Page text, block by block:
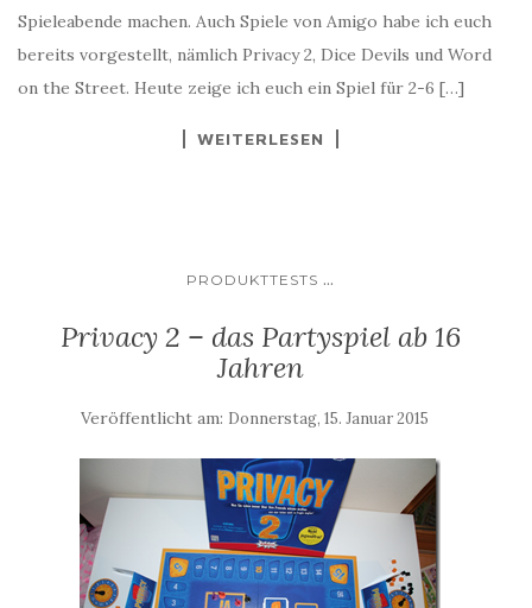
Spieleabende machen. Auch Spiele von Amigo habe ich euch
bereits vorgestellt, nämlich Privacy 2, Dice Devils und Word
on the Street. Heute zeige ich euch ein Spiel für 2-6 […]
WEITERLESEN
PRODUKTTESTS ...
Privacy 2 – das Partyspiel ab 16
Jahren
Veröffentlicht am: Donnerstag, 15. Januar 2015